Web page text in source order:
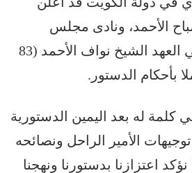
الأحمد، ونادى مجلس
الوزراء الكويتي بولي العهد الشيخ نواف الأحمد (83
بأحكام الدستور.
كلمة له بعد اليمين الدستورية
توجيهات الأمير الراحل ونصائحه
اعتزازنا بدستورنا ونهجنا